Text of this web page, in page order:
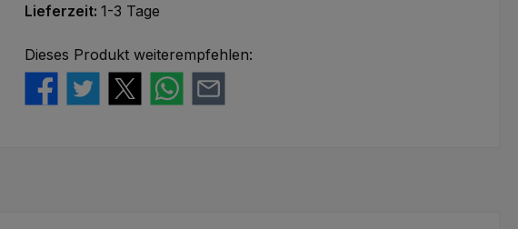
Lieferzeit: 1-3 Tage
Dieses Produkt weiterempfehlen: